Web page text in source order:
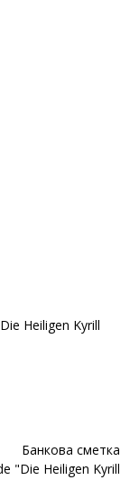
Heiligen Kyrill
Банкова сметка
"Die Heiligen Kyrill